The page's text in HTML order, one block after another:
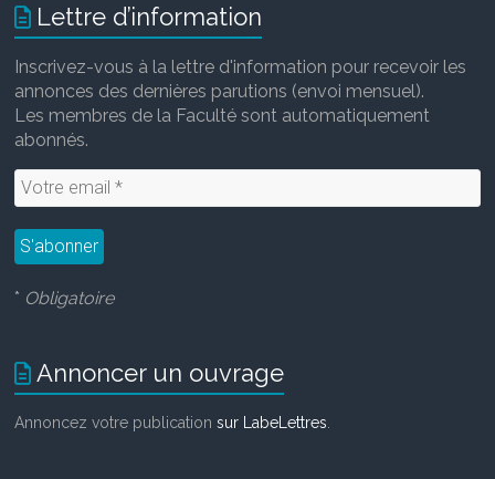
Lettre d’information
Inscrivez-vous à la lettre d'information pour recevoir les
annonces des dernières parutions (envoi mensuel).
Les membres de la Faculté sont automatiquement
abonnés.
* Obligatoire
Annoncer un ouvrage
Annoncez votre publicationsur LabeLettres